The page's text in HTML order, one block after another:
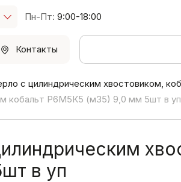
Пн-Пт: 9:00-18:00
Контакты
с цилиндрическим хвостовиком,
кобальт Р6М5К5 (м35) 9,0 мм 5шт в уп
в уп